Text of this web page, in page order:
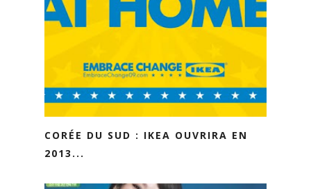
CORÉE DU SUD : IKEA OUVRIRA EN
2013...